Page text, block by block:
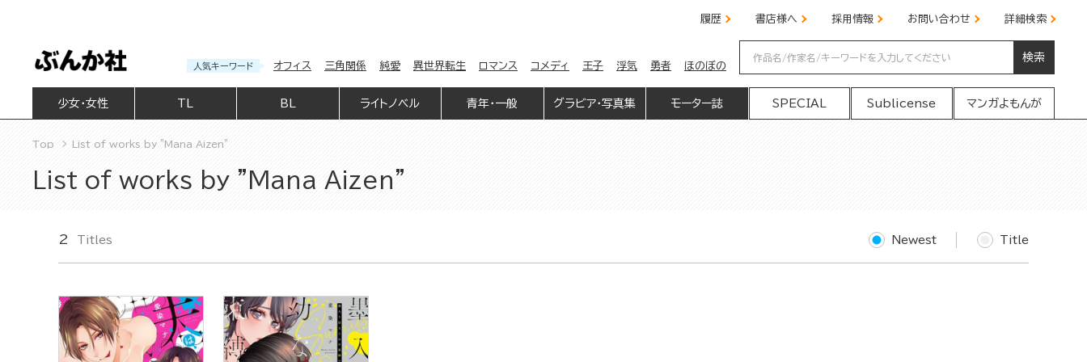
履歴 書店様へ 採用情報 お問い合わせ 詳細検索
人気キーワード オフィス 三角関係 純愛 異世界転生 ロマンス コメディ 王子 浮気 勇者 ほのぼの
検索
少女・女性 BL ライトノベル 青年・一般 グラビア・写真集 モーター誌 SPECIAL Sublicense マンガよもんが
Top List of works by "Mana Aizen"
List of works by "Mana Aizen"
Titles
2 Newest Title